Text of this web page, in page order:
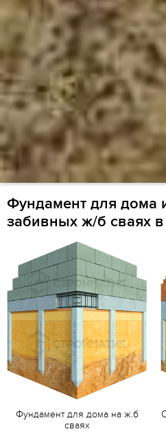
Фундамент для дома
забивных ж/б сваях
Фундамент для дома на ж.б
сваях